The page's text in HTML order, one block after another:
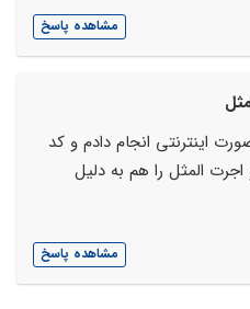
مشاهده پاسخ
اینترنتی انجام دادم و کد
المثل را هم به دلیل
مشاهده پاسخ